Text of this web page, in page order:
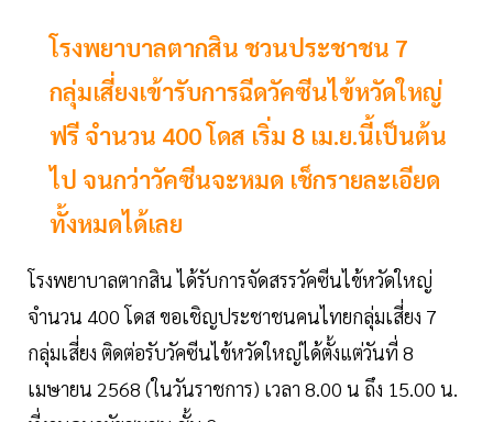
โรงพยาบาลตากสิน ชวนประชาชน 7
กลุ่มเสี่ยงเข้ารับการฉีดวัคซีนไข้หวัดใหญ่
ฟรี จำนวน 400 โดส เริ่ม 8 เม.ย.นี้เป็นต้น
ไป จนกว่าวัคซีนจะหมด เช็กรายละเอียด
ทั้งหมดได้เลย
โรงพยาบาลตากสิน ได้รับการจัดสรรวัคซีนไข้หวัดใหญ่
จำนวน 400 โดส ขอเชิญประชาชนคนไทยกลุ่มเสี่ยง 7
กลุ่มเสี่ยง ติดต่อรับวัคซีนไข้หวัดใหญ่ได้ตั้งแต่วันที่ 8
เมษายน 2568 (ในวันราชการ) เวลา 8.00 น ถึง 15.00 น.